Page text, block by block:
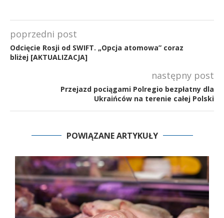
poprzedni post
Odcięcie Rosji od SWIFT. „Opcja atomowa” coraz
bliżej [AKTUALIZACJA]
następny post
Przejazd pociągami Polregio bezpłatny dla
Ukraińców na terenie całej Polski
POWIĄZANE ARTYKUŁY